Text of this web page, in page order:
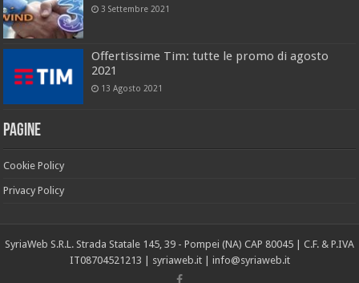
3 Settembre 2021
Offertissime Tim: tutte le promo di agosto
2021
13 Agosto 2021
Pagine
Cookie Policy
Privacy Policy
SyriaWeb S.R.L. Strada Statale 145, 39 - Pompei (NA) CAP 80045 | C.F. & P.IVA
IT08704521213 | syriaweb.it | info@syriaweb.it